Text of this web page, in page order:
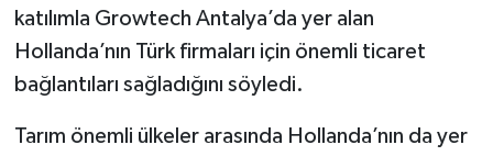
katılımla Growtech Antalya’da yer alan
Hollanda’nın Türk firmaları için önemli ticaret
bağlantıları sağladığını söyledi.
Tarım önemli ülkeler arasında Hollanda’nın da yer